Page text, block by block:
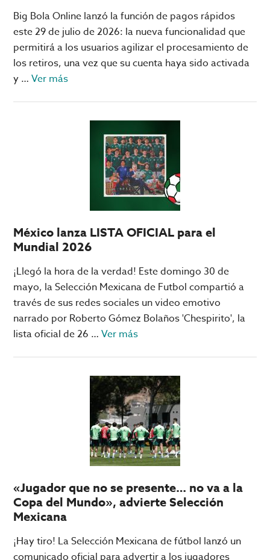
Big Bola Online lanzó la función de pagos rápidos
este 29 de julio de 2026: la nueva funcionalidad que
permitirá a los usuarios agilizar el procesamiento de
los retiros, una vez que su cuenta haya sido activada
y …Ver másacerca
rápidos
y
cómo
activarlos
México lanza LISTA OFICIAL para el
Mundial 2026
¡Llegó la hora de la verdad! Este domingo 30 de
mayo, la Selección Mexicana de Futbol compartió a
través de sus redes sociales un video emotivo
narrado por Roberto Gómez Bolaños 'Chespirito', la
lista oficial de 26 …Ver másacerca
lanza
LISTA
OFICIAL
para
el
Mundial
«Jugador que no se presente… no va a la
Copa del Mundo», advierte Selección
Mexicana
¡Hay tiro! La Selección Mexicana de fútbol lanzó un
comunicado oficial para advertir a los jugadores